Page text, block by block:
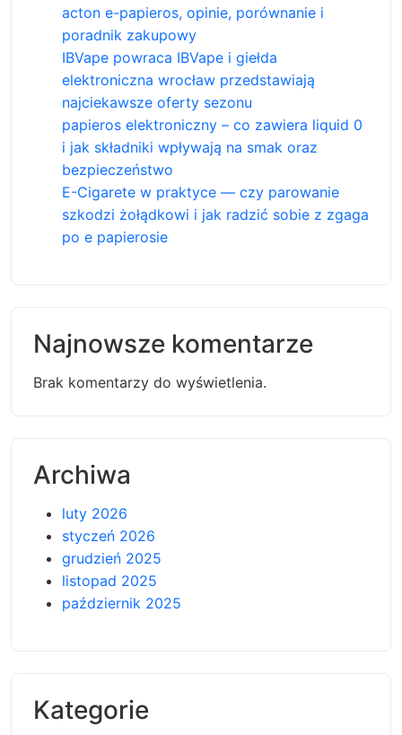
acton e-papieros, opinie, porównanie i
poradnik zakupowy
IBVape powraca IBVape i giełda
elektroniczna wrocław przedstawiają
najciekawsze oferty sezonu
papieros elektroniczny – co zawiera liquid 0
i jak składniki wpływają na smak oraz
bezpieczeństwo
E-Cigarete w praktyce — czy parowanie
szkodzi żołądkowi i jak radzić sobie z zgaga
po e papierosie
Najnowsze komentarze
Brak komentarzy do wyświetlenia.
Archiwa
luty 2026
styczeń 2026
grudzień 2025
listopad 2025
październik 2025
Kategorie